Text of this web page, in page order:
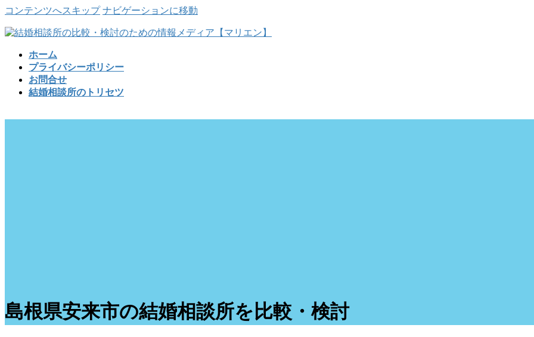
コンテンツへスキップ ナビゲーションに移動
ホーム
プライバシーポリシー
お問合せ
結婚相談所のトリセツ
島根県安来市の結婚相談所を比較・検討